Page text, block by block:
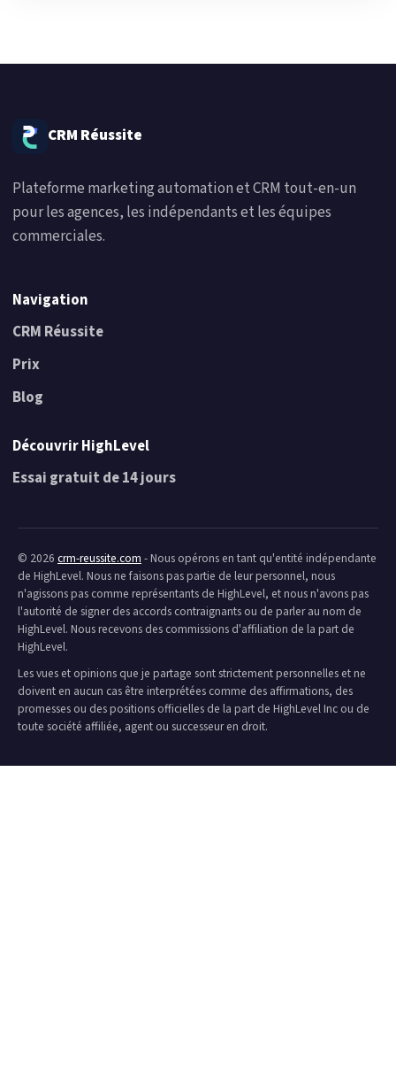
CRM Réussite
Plateforme marketing automation et CRM tout-en-un
pour les agences, les indépendants et les équipes
commerciales.
Navigation
CRM Réussite
Prix
Blog
Découvrir HighLevel
Essai gratuit de 14 jours
© 2026 crm-reussite.com - Nous opérons en tant qu'entité indépendante
de HighLevel. Nous ne faisons pas partie de leur personnel, nous
n'agissons pas comme représentants de HighLevel, et nous n'avons pas
l'autorité de signer des accords contraignants ou de parler au nom de
HighLevel. Nous recevons des commissions d'affiliation de la part de
HighLevel.
Les vues et opinions que je partage sont strictement personnelles et ne
doivent en aucun cas être interprétées comme des affirmations, des
promesses ou des positions officielles de la part de HighLevel Inc ou de
toute société affiliée, agent ou successeur en droit.